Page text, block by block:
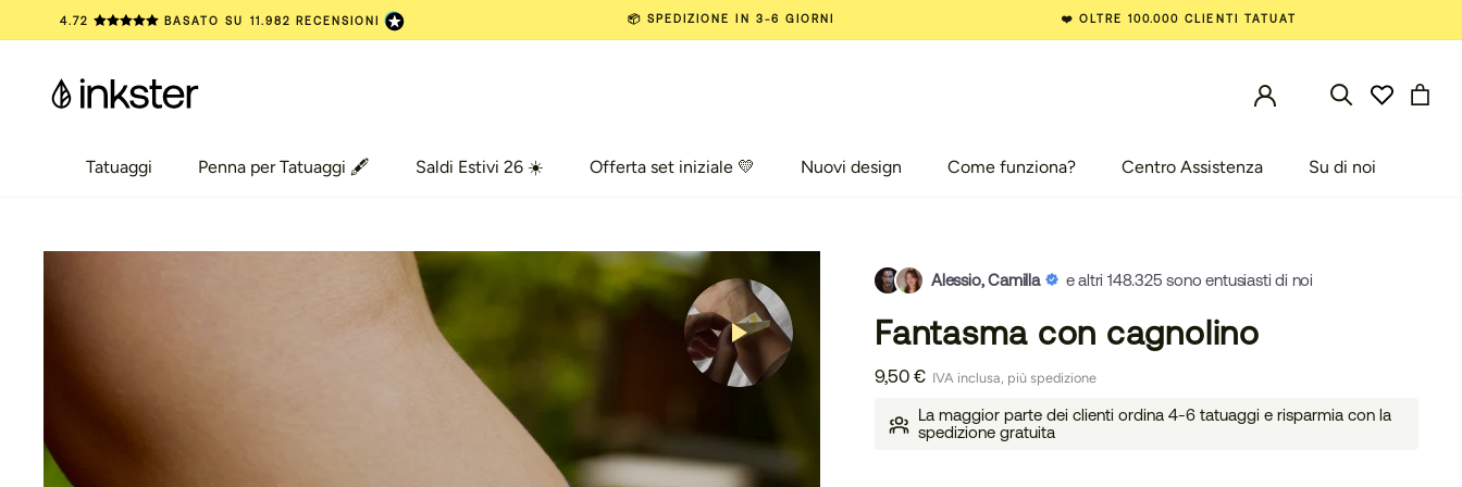
al
4.72 BASATO SU 11.982 RECENSIONI 📦 SPEDIZIONE IN 3-6 GIORNI ❤️ OLTRE 100.000 CLIENTI TATUAT
Tatuaggi
Tatuaggi
Penna per Tatuaggi 🖋️
Penna per Tatuaggi 🖋️
Saldi Estivi 26 ☀️
Saldi Estivi 26 ☀️
Offerta set iniziale 💛 Nuovi design
Nuovi design
Come funziona? Centro Assistenza Su di noi
Alessio, Camilla e altri 148.325 sono entusiasti di noi
Fantasma con cagnolino
9,50 € IVA inclusa, più spedizione
La maggior parte dei clienti ordina 4-6 tatuaggi e risparmia con la
spedizione gratuita